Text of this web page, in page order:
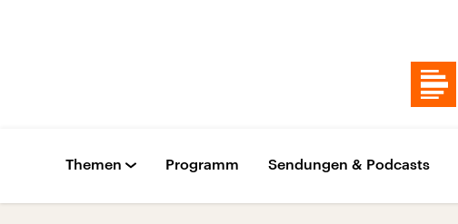
Themen Programm Sendungen & Podcasts